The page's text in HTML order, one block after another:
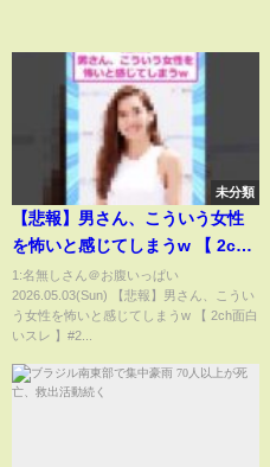
未分類
【悲報】男さん、こういう女性
を怖いと感じてしまうw 【 2ch
面白いスレ 】#2ch #2ch面白い
スレ #5ch #２ちゃんまとめ
#shorts
1:名無しさん＠お腹いっぱい
2026.05.03(Sun) 【悲報】男さん、こうい
う女性を怖いと感じてしまうw 【 2ch面白
いスレ 】#2...